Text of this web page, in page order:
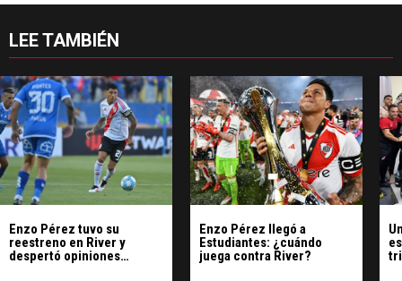
LEE TAMBIÉN
Enzo Pérez tuvo su
reestreno en River y
despertó opiniones
Enzo Pérez llegó a
Estudiantes: ¿cuándo
juega contra River?